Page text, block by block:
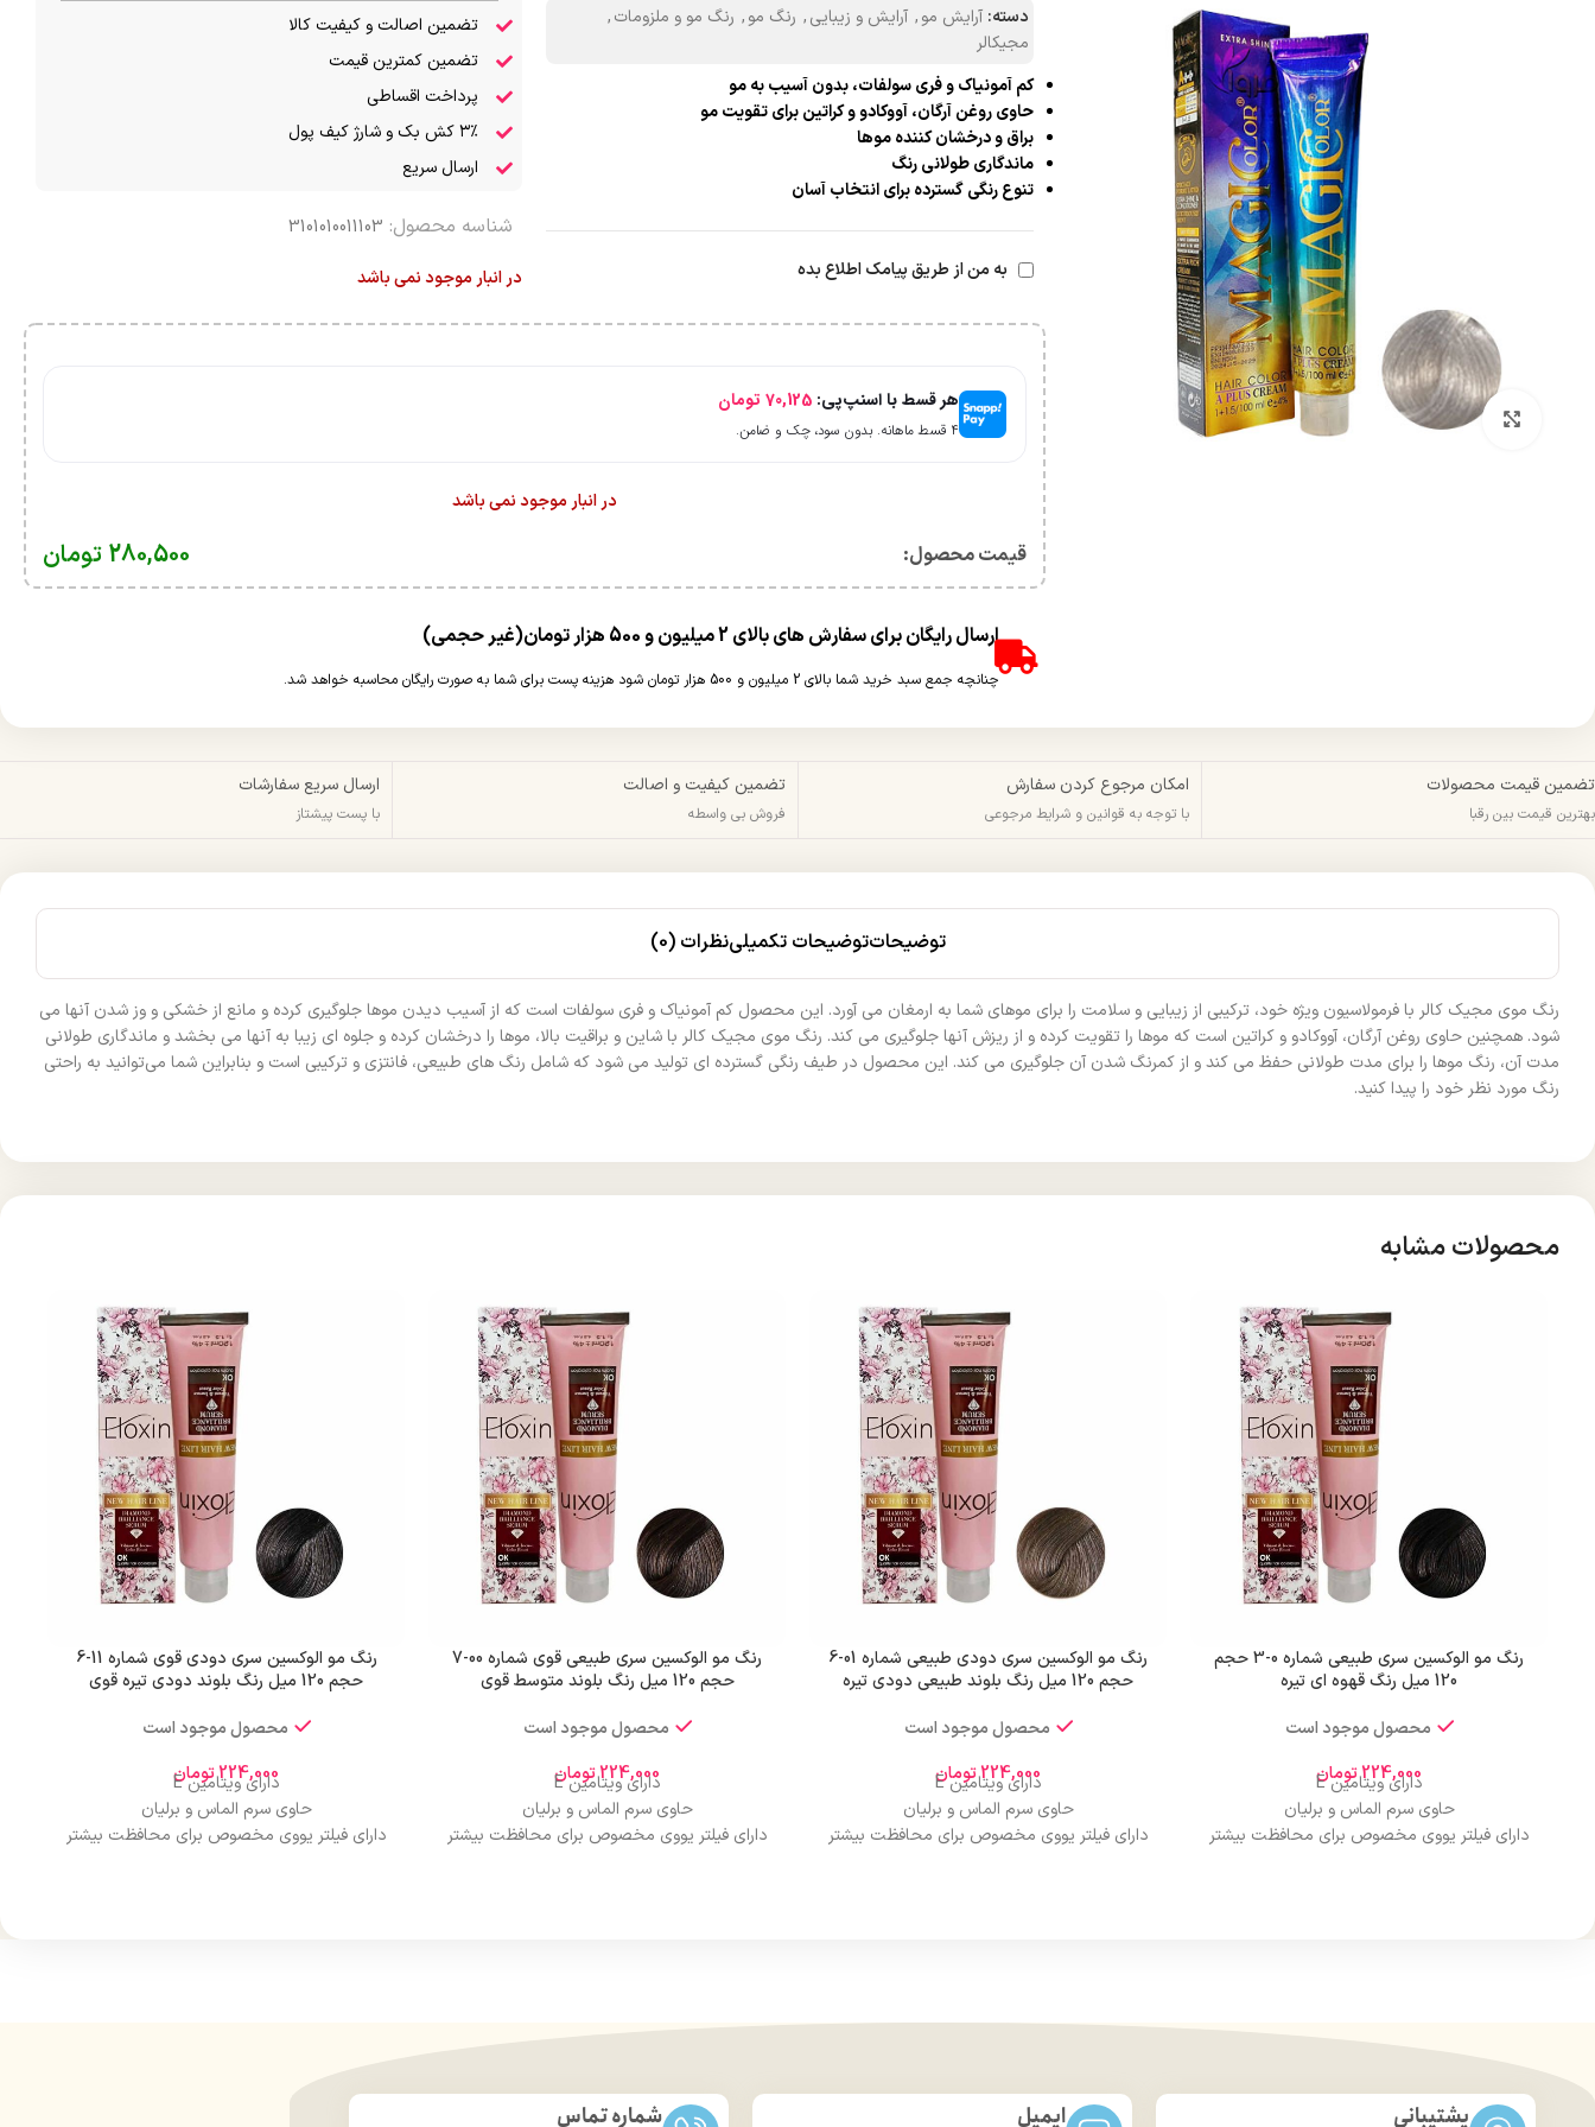
بزرگنمایی تصویر
دسته: آرایش مو, آرایش و زیبایی, رنگ مو, رنگ مو و ملزومات,
مجیکالر
کم آمونیاک و فری سولفات، بدون آسیب به مو
حاوی روغن آرگان، آووکادو و کراتین برای تقویت مو
براق و درخشان کننده موها
ماندگاری طولانی رنگ
تنوع رنگی گسترده برای انتخاب آسان
به من از طریق پیامک اطلاع بده
تضمین اصالت و کیفیت کالا
تضمین کمترین قیمت
پرداخت اقساطی
۳٪ کش بک و شارژ کیف پول
ارسال سریع
شناسه محصول: 3101010011103
در انبار موجود نمی باشد
هر قسط با اسنپ‌پی:70,125 تومان
۴ قسط ماهانه. بدون سود، چک و ضامن.
در انبار موجود نمی باشد
قیمت محصول:​ 280,500 تومان
ارسال رایگان برای سفارش های بالای 2 میلیون و 500 هزار تومان(غیر حجمی)
چنانچه جمع سبد خرید شما بالای 2 میلیون و 500 هزار تومان شود هزینه پست برای شما به صورت رایگان محاسبه خواهد شد.
تضمین قیمت محصولات
بهترین قیمت بین رقبا
امکان مرجوع کردن سفارش
با توجه به قوانین و شرایط مرجوعی
تضمین کیفیت و اصالت
فروش بی واسطه
ارسال سریع سفارشات
با پست پیشتاز
توضیحاتتوضیحات تکمیلینظرات (0)
رنگ موی مجیک کالر با فرمولاسیون ویژه خود، ترکیبی از زیبایی و سلامت را برای موهای شما به ارمغان می‌ آورد. این محصول کم آمونیاک و فری سولفات است که از آسیب دیدن موها جلوگیری کرده و مانع از خشکی و وز شدن آنها می‌
شود. همچنین حاوی روغن آرگان، آووکادو و کراتین است که موها را تقویت کرده و از ریزش آنها جلوگیری می‌ کند. رنگ موی مجیک کالر با شاین و براقیت بالا، موها را درخشان کرده و جلوه‌ ای زیبا به آنها می‌ بخشد و ماندگاری طولانی
مدت آن، رنگ موها را برای مدت طولانی حفظ می‌ کند و از کمرنگ شدن آن جلوگیری می‌ کند. این محصول در طیف رنگی گسترده‌ ای تولید می‌ شود که شامل رنگ‌ های طبیعی، فانتزی و ترکیبی است و بنابراین شما می‌توانید به راحتی
رنگ مورد نظر خود را پیدا کنید.
محصولات مشابه
رنگ مو الوکسین سری طبیعی شماره 0-3 حجم
120 میل رنگ قهوه ای تیره
محصول موجود است
224,000تومان
دارای ویتامین E
حاوی سرم الماس و برلیان
دارای فیلتر یووی مخصوص برای محافظت بیشتر
رنگ مو الوکسین سری دودی طبیعی شماره 01-6
حجم 120 میل رنگ بلوند طبیعی دودی تیره
محصول موجود است
224,000تومان
دارای ویتامین E
حاوی سرم الماس و برلیان
دارای فیلتر یووی مخصوص برای محافظت بیشتر
رنگ مو الوکسین سری طبیعی قوی شماره 00-7
حجم 120 میل رنگ بلوند متوسط قوی
محصول موجود است
224,000تومان
دارای ویتامین E
حاوی سرم الماس و برلیان
دارای فیلتر یووی مخصوص برای محافظت بیشتر
رنگ مو الوکسین سری دودی قوی شماره 11-6
حجم 120 میل رنگ بلوند دودی تیره قوی
محصول موجود است
224,000تومان
دارای ویتامین E
حاوی سرم الماس و برلیان
دارای فیلتر یووی مخصوص برای محافظت بیشتر
پشتیبانی ایمیل شماره تماس